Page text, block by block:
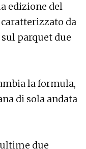
edizione del
da
parquet due
la formula,
di sola andata
due